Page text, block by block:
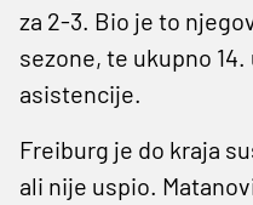
za 2-3. Bio je to
sezone, te ukupno
asistencije.
Freiburg je do kraja
ali nije uspio.